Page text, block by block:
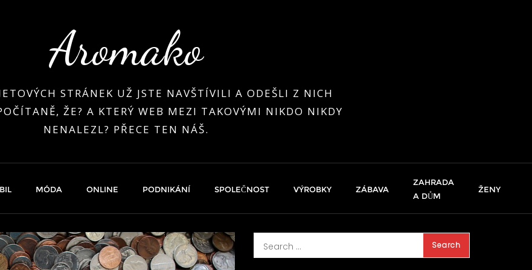
Aromako
STRÁNEK UŽ JSTE NAVŠTÍVILI A ODEŠLI Z NICH
ŽE? A KTERÝ WEB MEZI TAKOVÝMI NIKDO NIKDY
NENALEZL? PŘECE TEN NÁŠ.
MÓDA ONLINE PODNIKÁNÍ SPOLEČNOST VÝROBKY ZÁBAVA
ZAHRADA
A DŮM
ŽENY